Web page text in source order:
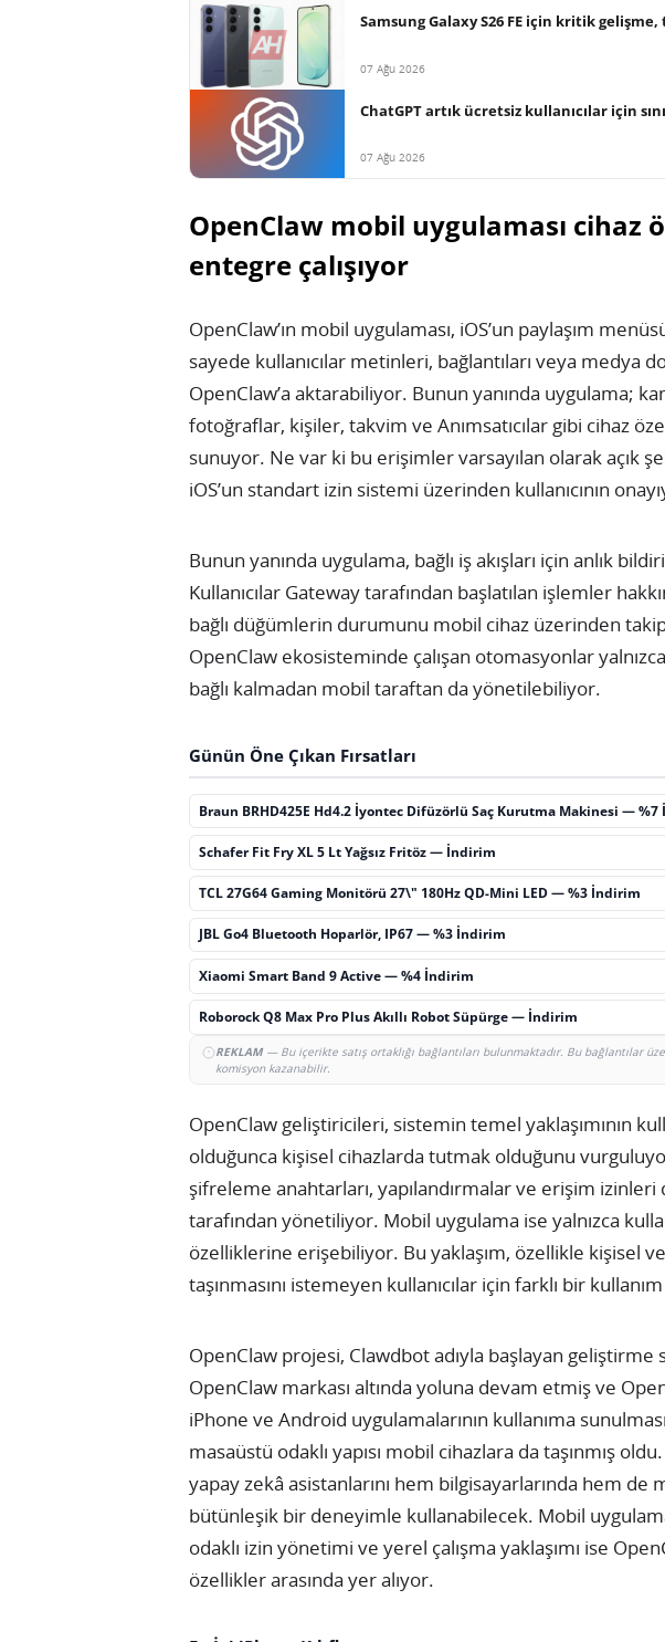
Samsung Galaxy S26 FE için kritik gelişme,
07 Ağu 2026
ChatGPT artık ücretsiz kullanıcılar için
07 Ağu 2026
OpenClaw mobil uygulaması cihaz
entegre çalışıyor
OpenClaw’ın mobil uygulaması, iOS’un paylaşım
sayede kullanıcılar metinleri, bağlantıları veya medya
OpenClaw’a aktarabiliyor. Bunun yanında uygulama;
fotoğraflar, kişiler, takvim ve Anımsatıcılar gibi cihaz
sunuyor. Ne var ki bu erişimler varsayılan olarak açık
iOS’un standart izin sistemi üzerinden kullanıcının
Bunun yanında uygulama, bağlı iş akışları için anlık
Kullanıcılar Gateway tarafından başlatılan işlemler
bağlı düğümlerin durumunu mobil cihaz üzerinden
OpenClaw ekosisteminde çalışan otomasyonlar
bağlı kalmadan mobil taraftan da yönetilebiliyor.
Günün Öne Çıkan Fırsatları
Braun BRHD425E Hd4.2 İyontec Difüzörlü Saç Kurutma Makinesi —
Schafer Fit Fry XL 5 Lt Yağsız Fritöz — İndirim
TCL 27G64 Gaming Monitörü 27\" 180Hz QD-Mini LED — %3 İndirim
JBL Go4 Bluetooth Hoparlör, IP67 — %3 İndirim
Xiaomi Smart Band 9 Active — %4 İndirim
Roborock Q8 Max Pro Plus Akıllı Robot Süpürge — İndirim
REKLAM— Bu içerikte satış ortaklığı bağlantıları bulunmaktadır. Bu bağlantılar
komisyon kazanabilir.
OpenClaw geliştiricileri, sistemin temel yaklaşımının
olduğunca kişisel cihazlarda tutmak olduğunu
şifreleme anahtarları, yapılandırmalar ve erişim izinleri
tarafından yönetiliyor. Mobil uygulama ise yalnızca
özelliklerine erişebiliyor. Bu yaklaşım, özellikle kişisel
taşınmasını istemeyen kullanıcılar için farklı bir
OpenClaw projesi, Clawdbot adıyla başlayan geliştirme
OpenClaw markası altında yoluna devam etmiş ve
iPhone ve Android uygulamalarının kullanıma
masaüstü odaklı yapısı mobil cihazlara da taşınmış
yapay zekâ asistanlarını hem bilgisayarlarında hem de
bütünleşik bir deneyimle kullanabilecek. Mobil
odaklı izin yönetimi ve yerel çalışma yaklaşımı ise
özellikler arasında yer alıyor.